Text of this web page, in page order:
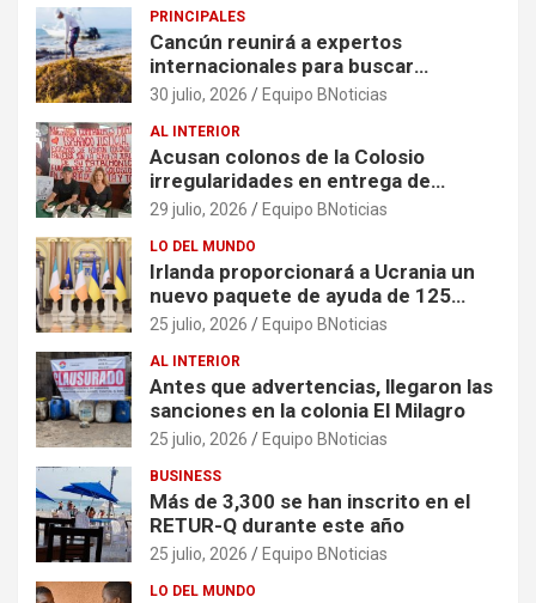
PRINCIPALES
Cancún reunirá a expertos
internacionales para buscar
soluciones al problema del sargazo
30 julio, 2026 Equipo BNoticias
AL INTERIOR
Acusan colonos de la Colosio
irregularidades en entrega de
escrituras
29 julio, 2026 Equipo BNoticias
LO DEL MUNDO
Irlanda proporcionará a Ucrania un
nuevo paquete de ayuda de 125
millones de euros
25 julio, 2026 Equipo BNoticias
AL INTERIOR
Antes que advertencias, llegaron las
sanciones en la colonia El Milagro
25 julio, 2026 Equipo BNoticias
BUSINESS
Más de 3,300 se han inscrito en el
RETUR-Q durante este año
25 julio, 2026 Equipo BNoticias
LO DEL MUNDO